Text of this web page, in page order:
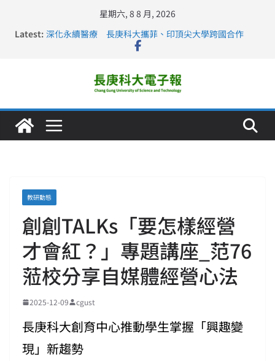
星期六, 8 8 月, 2026
Latest: 深化永續醫療 長庚科大攜菲、印頂尖大學跨國合作
長庚科大訪凱瑟醫療集團、美容學校收穫豐
仁德醫專與長庚科大締結策略聯盟 培育護理尖兵
長庚科大連四年穩居《遠見》醫學大學第5名 辦學實力再
教研動態
創創TALKs「要怎樣經營
才會紅？」專題講座_范76
蒞校分享自媒體經營心法
2025-12-09 cgust
長庚科大創育中心推動學生掌握「興趣變
現」新趨勢